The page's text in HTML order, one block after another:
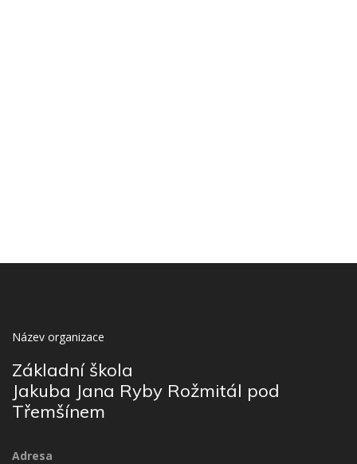
Název organizace
Základní škola
Jakuba Jana Ryby Rožmitál pod
Třemšínem
Adresa